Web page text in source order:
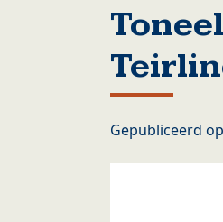
Gepubliceerd op